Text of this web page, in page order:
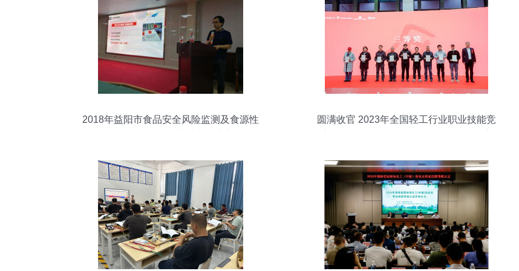
2018年益阳市食品安全风险监测及食源性
圆满收官 2023年全国轻工行业职业技能竞